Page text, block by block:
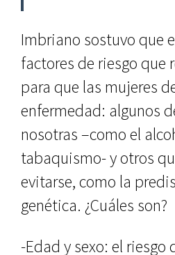
Imbriano sostuvo que
factores de riesgo que
para que las mujeres
enfermedad: algunos
nosotras –como el
tabaquismo- y otros
evitarse, como la
genética. ¿Cuáles son?
-Edad y sexo: el riesgo